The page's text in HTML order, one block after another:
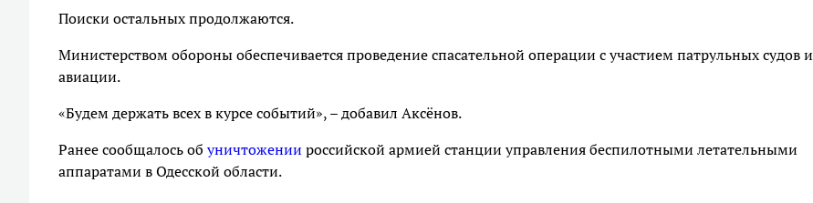
Поиски остальных продолжаются.
Министерством обороны обеспечивается проведение спасательной операции с участием патрульных судов и
авиации.
«Будем держать всех в курсе событий», – добавил Аксёнов.
Ранее сообщалось об уничтожении российской армией станции управления беспилотными летательными
аппаратами в Одесской области.